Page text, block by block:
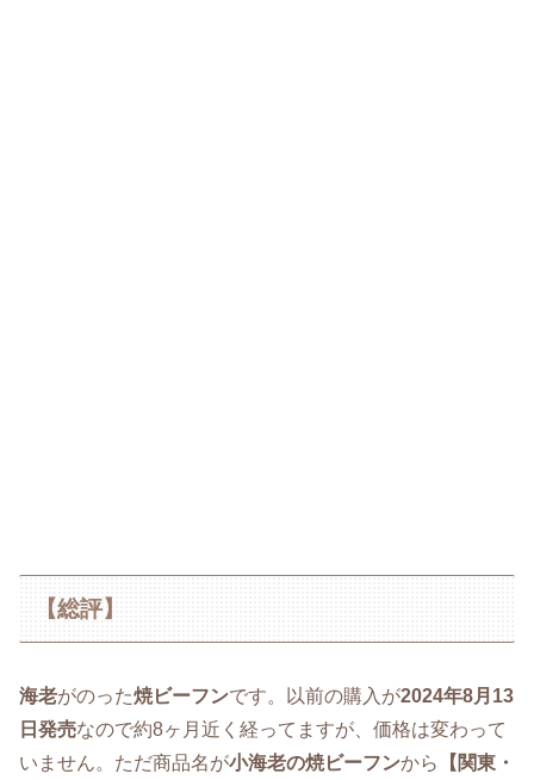
【総評】
海老がのった焼ビーフンです。以前の購入が2024年8月13
日発売なので約8ヶ月近く経ってますが、価格は変わって
いません。ただ商品名が小海老の焼ビーフンから 【関東・